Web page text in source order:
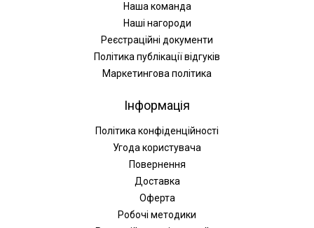
Наша команда
Наші нагороди
Реєстраційні документи
Політика публікації відгуків
Маркетингова політика
Інформація
Політика конфіденційності
Угода користувача
Повернення
Доставка
Оферта
Робочі методики